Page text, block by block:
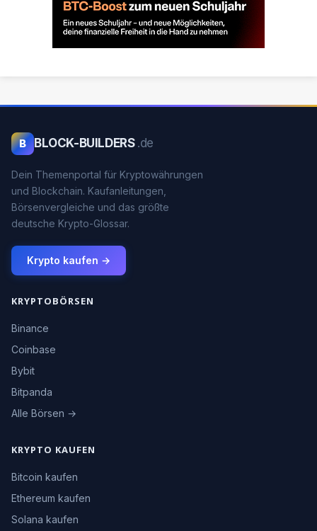
B BLOCK-BUILDERS .de
Dein Themenportal für Kryptowährungen
und Blockchain. Kaufanleitungen,
Börsenvergleiche und das größte
deutsche Krypto-Glossar.
Krypto kaufen →
KRYPTOBÖRSEN
Binance
Coinbase
Bybit
Bitpanda
Alle Börsen →
KRYPTO KAUFEN
Bitcoin kaufen
Ethereum kaufen
Solana kaufen